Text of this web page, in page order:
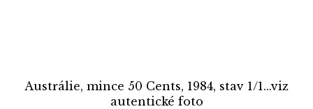
Austrálie, mince 50 Cents, 1984, stav 1/1...viz
autentické foto